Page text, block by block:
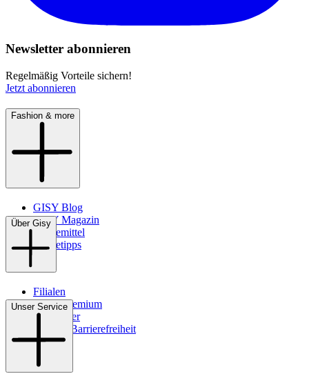
Newsletter abonnieren
Regelmäßig Vorteile sichern!
Jetzt abonnieren
Fashion & more
GISY Blog
GISY Magazin
Pflegemittel
Pflegetipps
Über Gisy
Filialen
WMS-Premium
Newsletter
Digitale Barrierefreiheit
Unser Service